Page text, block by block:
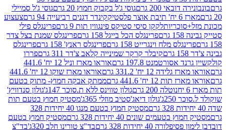
200 גרם
גוסי ג'ל בקבוק חמוץ 20 גרם
גוסי ג'ל סמיילי
פלסטיק
קינדר דגנים רביעייה 94 גרם
צעצוע
לקקן סיסי סטיקס פינגווין תות 9 גרם
פרינגלס פילי
פרינגלס הכל בייגל 158 גרם
פרינגלס שמנת בצל צדר
מלח וינגרייט 158 גרם
פרינגלס ראנץ' 158 גרם
פרינגלס
קיבלר קרקר שמינייה קלאב צ'דר 311 גרם
פררו
197.8 גרם
אוראו מארז וניל 12 יח' 441.6
12 יח' 331.2 גרם
אוראו מארז שוקו 12 יח' 441.6
12 יח' 441.6 גרם
ממתק אבקה חמוץ- מתוק בטעם
נוטלה 200 גרם
גולון טווינס ללא ת.סוכר 147ג'
גולון סנדוויץ'
250ג'
גולון דיאג'סטיב מוזלי 365ג'
מסטיק חמוץ בטעם תות
מסטיק חמוץ בטעם מנגו 40 יחידות 328
בטעמים שונים 40 יחידות 328 גרם
מסטיק חמוץ בטעם
40 יחידות 328 גרם
בד"צ טורינו חלב 320ג'
בד"צ